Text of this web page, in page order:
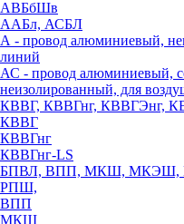
АВБбШв
ААБл, АСБЛ
А - провод алюминиевый,
линий
АС - провод алюминиевый,
неизолированный, для
КВВГ, КВВГнг, КВВГЭнг,
КВВГ
КВВГнг
КВВГнг-LS
БПВЛ, ВПП, МКШ, МКЭШ,
РПШ,
ВПП
МКШ